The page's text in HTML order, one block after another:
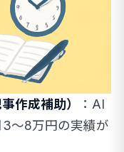
作成補助）
：AI
〜8万円の実績が